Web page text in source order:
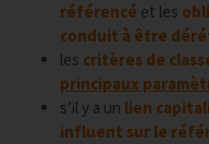
référencé et les
conduit à être
les critères de
principaux
s’il y a un lien
influent sur le